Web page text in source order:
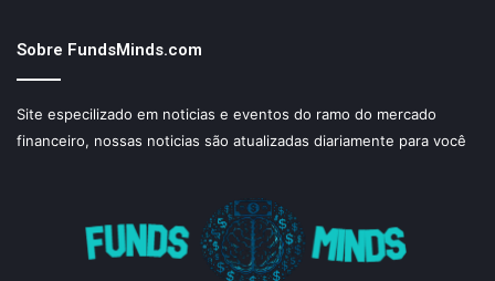
Sobre FundsMinds.com
Site especilizado em noticias e eventos do ramo do mercado
financeiro, nossas noticias são atualizadas diariamente para você